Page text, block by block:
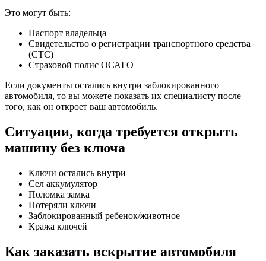
Это могут быть:
Паспорт владельца
Свидетельство о регистрации транспортного средства
(СТС)
Страховой полис ОСАГО
Если документы остались внутри заблокированного
автомобиля, то вы можете показать их специалисту после
того, как он откроет ваш автомобиль.
Ситуации, когда требуется открыть
машину без ключа
Ключи остались внутри
Сел аккумулятор
Поломка замка
Потеряли ключи
Заблокированный ребенок/животное
Кража ключей
Как заказать вскрытие автомобиля